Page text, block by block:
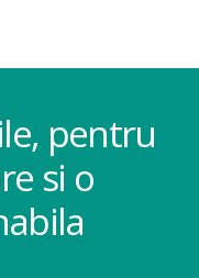
pentru
si o